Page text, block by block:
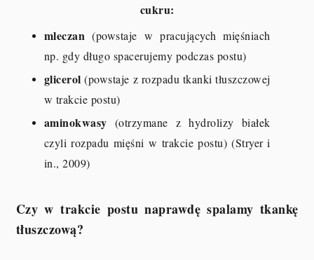
cukru:
mleczan(powstaje w pracujących mięśniach
np. gdy długo spacerujemy podczas postu)
glicerol (powstaje z rozpadu tkanki tłuszczowej
w trakcie postu)
aminokwasy (otrzymane z hydrolizy białek
czyli rozpadu mięśni w trakcie postu) (Stryer i
in., 2009)
Czy w trakcie postu naprawdę spalamy tkankę
tłuszczową?